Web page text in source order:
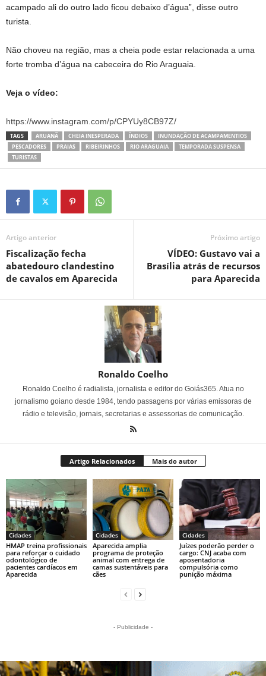
acampado ali do outro lado ficou debaixo d’água”, disse outro
turista.
Não choveu na região, mas a cheia pode estar relacionada a uma
forte tromba d’água na cabeceira do Rio Araguaia.
Veja o vídeo:
https://www.instagram.com/p/CPYUy8CB97Z/
TAGS ARUANÃ CHEIA INESPERADA ÍNDIOS
INUNDAÇÃO DE ACAMPAMENTIOS
PESCADORES
PRAIAS RIBEIRINHOS RIO ARAGUAIA
TEMPORADA SUSPENSA
TURISTAS
Artigo anterior
Fiscalização fecha
abatedouro clandestino
de cavalos em Aparecida
Próximo artigo
VÍDEO: Gustavo vai a
Brasília atrás de recursos
para Aparecida
Ronaldo Coelho
Ronaldo Coelho é radialista, jornalista e editor do Goiás365. Atua no
jornalismo goiano desde 1984, tendo passagens por várias emissoras de
rádio e televisão, jornais, secretarias e assessorias de comunicação.
Artigo Relacionados Mais do autor
Cidades
HMAP treina profissionais
para reforçar o cuidado
odontológico de
pacientes cardíacos em
Aparecida
Cidades
Aparecida amplia
programa de proteção
animal com entrega de
camas sustentáveis para
cães
Cidades
Juízes poderão perder o
cargo: CNJ acaba com
aposentadoria
compulsória como
punição máxima
- Publicidade -